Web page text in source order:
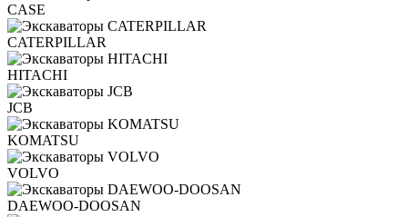
CASE
CATERPILLAR
HITACHI
JCB
KOMATSU
VOLVO
DAEWOO-DOOSAN